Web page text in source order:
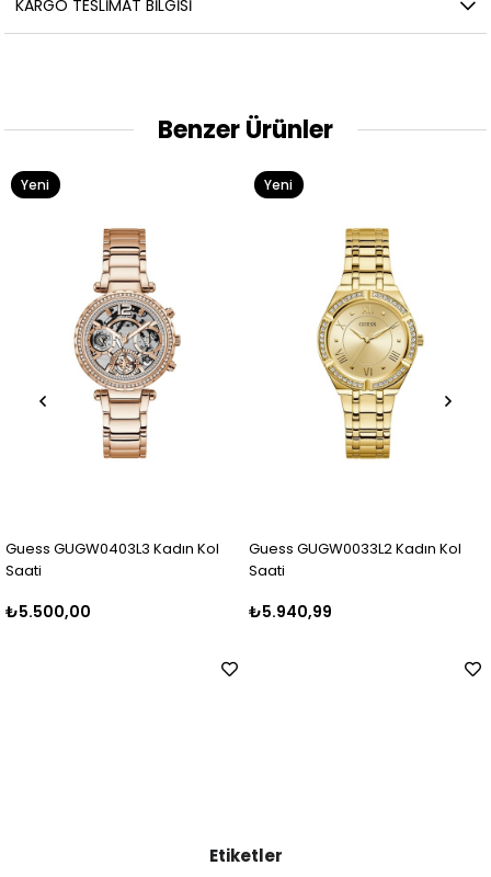
KARGO TESLIMAT BILGISI
Benzer Ürünler
Kol
Guess GUGW0033L2 Kadın Kol
Guess GUGW0403L2
Etiketler